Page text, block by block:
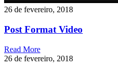
26 de fevereiro, 2018
Post Format Video
Read More
26 de fevereiro, 2018